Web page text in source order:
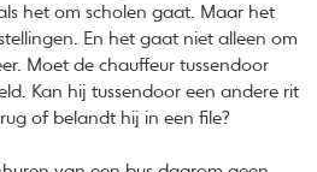
het om scholen gaat. Maar het
En het gaat niet alleen om
Moet de chauffeur tussendoor
Kan hij tussendoor een andere rit
of belandt hij in een file?